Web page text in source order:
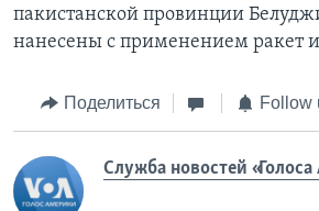
пакистанской провинции
нанесены с применением ракет
Поделиться Follow
Служба новостей